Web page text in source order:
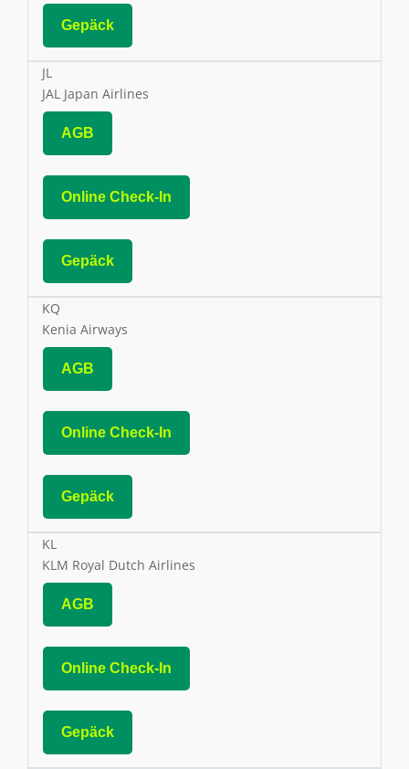
Gepäck
JL
JAL Japan Airlines
AGB
Online Check-In
Gepäck
KQ
Kenia Airways
AGB
Online Check-In
Gepäck
KL
KLM Royal Dutch Airlines
AGB
Online Check-In
Gepäck